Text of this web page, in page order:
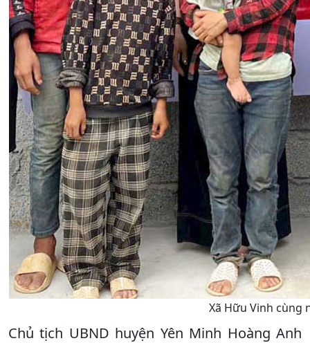
Xã Hữu Vinh cùng
Chủ tịch UBND huyện Yên Minh Hoàng Anh